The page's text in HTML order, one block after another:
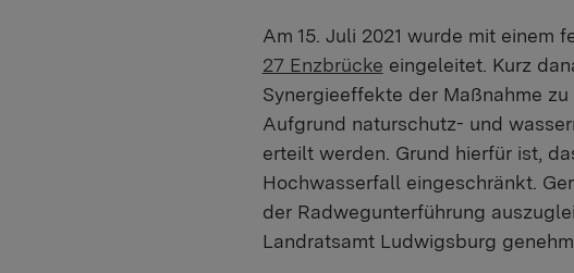
Am 15. Juli 2021 wurde mit einem
27 Enzbrücke eingeleitet. Kurz
Synergieeffekte der Maßnahme
Aufgrund naturschutz- und
erteilt werden. Grund hierfür ist,
Hochwasserfall eingeschränkt.
der Radwegunterführung
Landratsamt Ludwigsburg